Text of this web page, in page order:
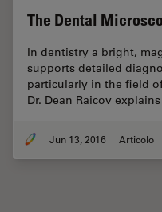
The Dental
In dentistry a bright,
supports detailed
particularly in the field
Dr. Dean Raicov
Jun 13, 2016 Articolo